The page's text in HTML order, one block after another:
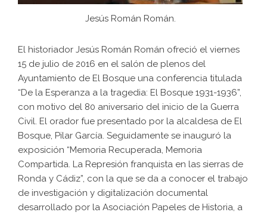
Jesús Román Román.
El historiador Jesús Román Román ofreció el viernes
15 de julio de 2016 en el salón de plenos del
Ayuntamiento de El Bosque una conferencia titulada
“De la Esperanza a la tragedia: El Bosque 1931-1936”,
con motivo del 80 aniversario del inicio de la Guerra
Civil. El orador fue presentado por la alcaldesa de El
Bosque, Pilar García. Seguidamente se inauguró la
exposición “Memoria Recuperada, Memoria
Compartida. La Represión franquista en las sierras de
Ronda y Cádiz”, con la que se da a conocer el trabajo
de investigación y digitalización documental
desarrollado por la Asociación Papeles de Historia, a